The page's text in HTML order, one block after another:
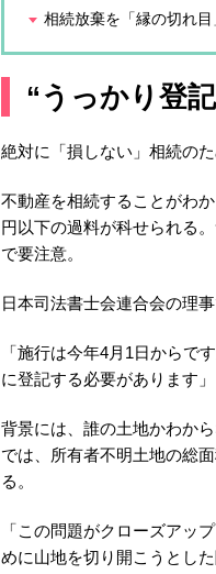
相続放棄を「縁の切れ
“うっかり登
絶対に「損しない」相続の
不動産を相続することがわ
円以下の過料が科せられる
で要注意。
日本司法書士会連合会の理
「施行は今年4月1日からで
に登記する必要があります」
背景には、誰の土地かわか
では、所有者不明土地の総
る。
「この問題がクローズアッ
めに山地を切り開こうとし